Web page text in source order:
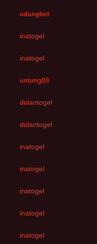
udangbet
inatogel
inatogel
untung88
dolantogel
dolantogel
inatogel
inatogel
inatogel
inatogel
inatogel